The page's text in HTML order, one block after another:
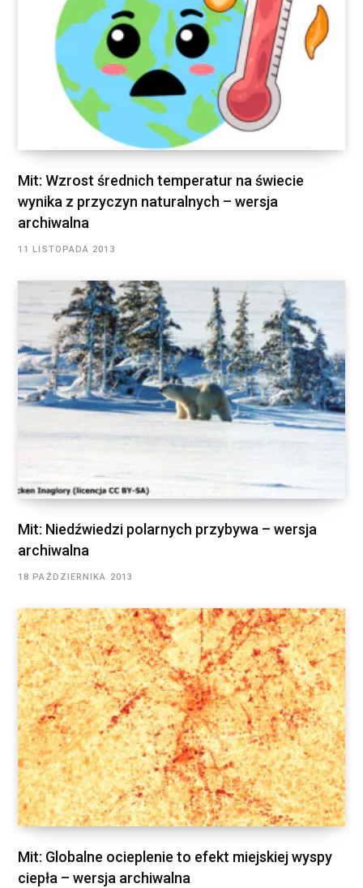
Mit: Wzrost średnich temperatur na świecie
wynika z przyczyn naturalnych – wersja
archiwalna
11 LISTOPADA 2013
Mit: Niedźwiedzi polarnych przybywa – wersja
archiwalna
18 PAŹDZIERNIKA 2013
Mit: Globalne ocieplenie to efekt miejskiej wyspy
ciepła – wersja archiwalna